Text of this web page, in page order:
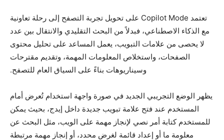
تعتمد Copilot Mode على تحويل تجربة التصفح إلى رحلة تعاونية
مع الذكاء الاصطناعي، فبدلاً من البحث التقليدي والانتقال بين عدد
لا يحصى من علامات التبويب، يعمل المساعد على تحليل محتوى
الصفحات، واستخلاص المعلومات المهمة، وتقديم مقترحات
وسيناريوهات بناءً على السياق العام للتصفح.
يظهر الوضع التجريبي الجديد في صورة واجهة استخدام تُعرض أمام
المستخدم عند فتح علامة تبويب جديدة داخل إيدج، بحيث يمكن
للمستخدم كتابة أمر نصي لإنجاز مهمة على الويب، مثل البحث عن
معلومة ما أو إعداد قائمة لغرض محدد، أو إنجاز مهمة مرتبطة